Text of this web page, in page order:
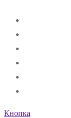
Кнопка